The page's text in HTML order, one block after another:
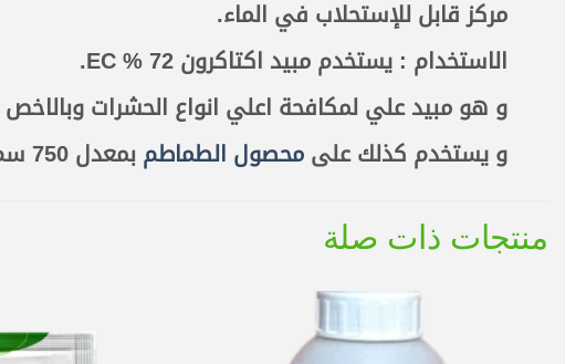
مركز قابل للإستحلاب في الماء.
الاستخدام : يستخدم مبيد اكتاكرون 72 % EC.
و هو مبيد علي لمكافحة اعلي انواع الحشرات وبالاخص
و يستخدم كذلك على محصول الطماطم بمعدل 750 سم3 للفدان.
منتجات ذات صلة